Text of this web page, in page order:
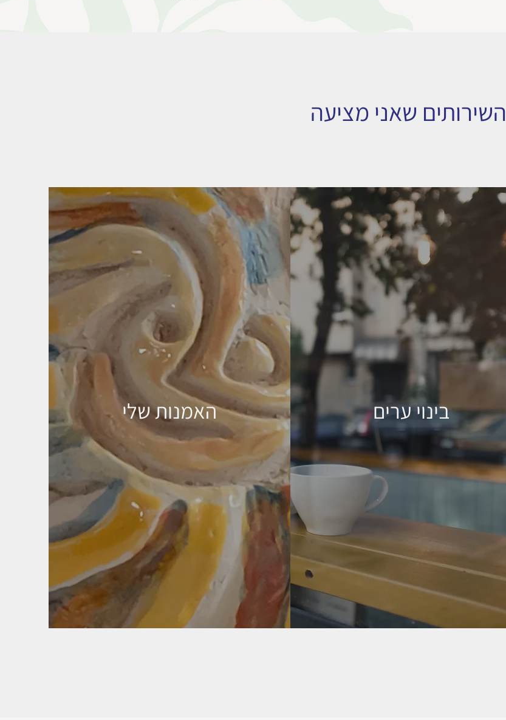
השירותים שאני מציעה
האמנות שלי בינוי ערים